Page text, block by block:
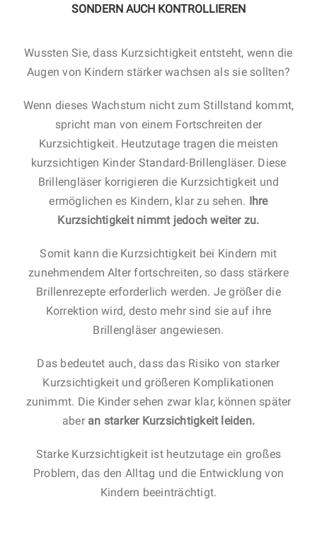
SONDERN AUCH KONTROLLIEREN
Wussten Sie, dass Kurzsichtigkeit entsteht, wenn die
Augen von Kindern stärker wachsen als sie sollten?
Wenn dieses Wachstum nicht zum Stillstand kommt,
spricht man von einem Fortschreiten der
Kurzsichtigkeit. Heutzutage tragen die meisten
kurzsichtigen Kinder Standard-Brillengläser. Diese
Brillengläser korrigieren die Kurzsichtigkeit und
ermöglichen es Kindern, klar zu sehen. Ihre
Kurzsichtigkeit nimmt jedoch weiter zu.
Somit kann die Kurzsichtigkeit bei Kindern mit
zunehmendem Alter fortschreiten, so dass stärkere
Brillenrezepte erforderlich werden. Je größer die
Korrektion wird, desto mehr sind sie auf ihre
Brillengläser angewiesen.
Das bedeutet auch, dass das Risiko von starker
Kurzsichtigkeit und größeren Komplikationen
zunimmt. Die Kinder sehen zwar klar, können später
aber an starker Kurzsichtigkeit leiden.
Starke Kurzsichtigkeit ist heutzutage ein großes
Problem, das den Alltag und die Entwicklung von
Kindern beeinträchtigt.